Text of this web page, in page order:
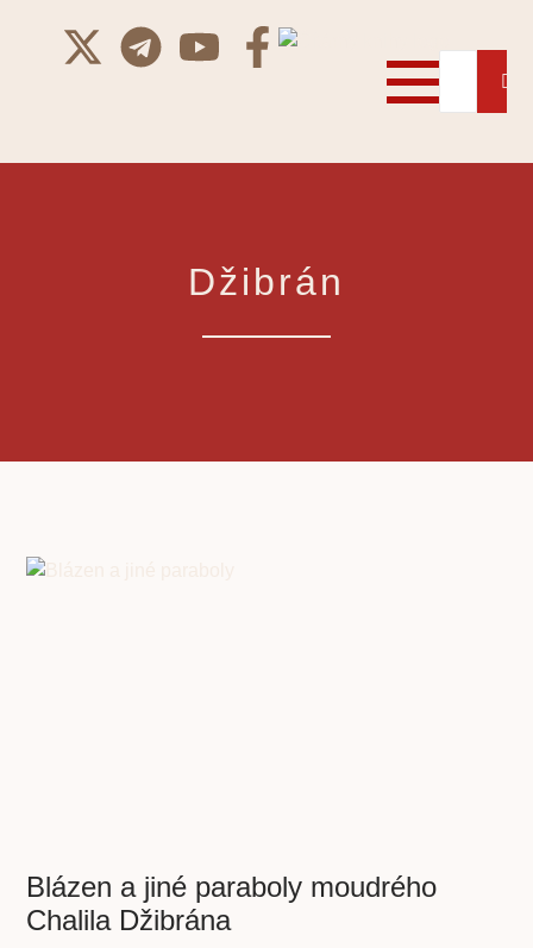
Džibrán
Blázen a jiné paraboly moudrého
Chalila Džibrána